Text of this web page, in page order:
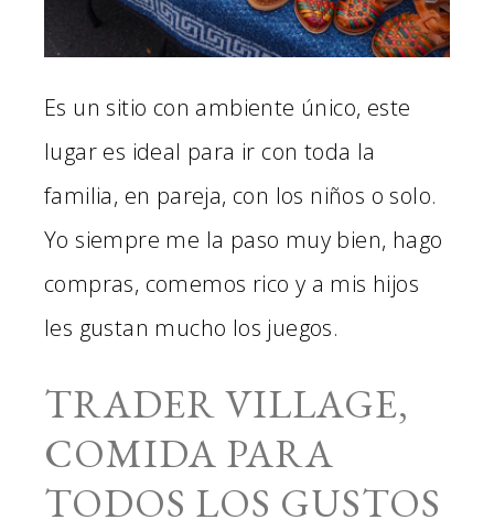
Es un sitio con ambiente único, este
lugar es ideal para ir con toda la
familia, en pareja, con los niños o solo.
Yo siempre me la paso muy bien, hago
compras, comemos rico y a mis hijos
les gustan mucho los juegos.
TRADER VILLAGE,
COMIDA PARA
TODOS LOS GUSTOS